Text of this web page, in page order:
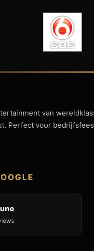
van
Perfect voor